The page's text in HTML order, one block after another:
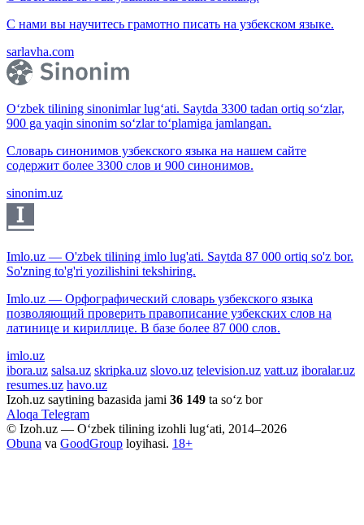
С нами вы научитесь грамотно писать на узбекском языке.
sarlavha.com
O‘zbek tilining sinonimlar lug‘ati. Saytda 3300 tadan ortiq so‘zlar,
900 ga yaqin sinonim so‘zlar to‘plamiga jamlangan.
Словарь синонимов узбекского языка на нашем сайте
содержит более 3300 слов и 900 синонимов.
sinonim.uz
Imlo.uz — O'zbek tilining imlo lug'ati. Saytda 87 000 ortiq so'z bor.
So'zning to'g'ri yozilishini tekshiring.
Imlo.uz — Орфографический словарь узбекского языка
позволяющий проверить правописание узбекских слов на
латинице и кириллице. В базе более 87 000 слов.
imlo.uz
ibora.uz salsa.uz skripka.uz slovo.uz television.uz vatt.uz iboralar.uz
resumes.uz havo.uz
Izoh.uz saytining bazasida jami 36 149 ta so‘z bor
Aloqa Telegram
© Izoh.uz — O‘zbek tilining izohli lug‘ati, 2014–2026
Obuna va GoodGroup loyihasi. 18+